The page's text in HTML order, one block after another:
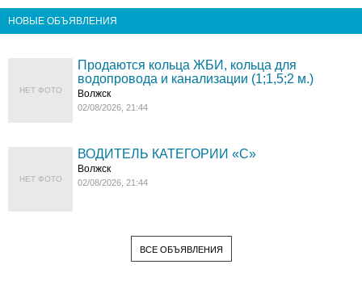
НОВЫЕ ОБЪЯВЛЕНИЯ
НЕТ ФОТО
Продаются кольца ЖБИ, кольца для
водопровода и канализации (1;1,5;2 м.)
Волжск
02/08/2026, 21:44
НЕТ ФОТО
ВОДИТЕЛЬ КАТЕГОРИИ «C»
Волжск
02/08/2026, 21:44
ВСЕ ОБЪЯВЛЕНИЯ